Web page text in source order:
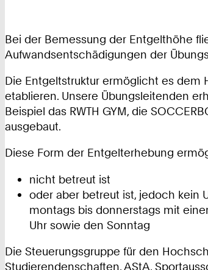
Bei der Bemessung der Entgelthöhe
Aufwandsentschädigungen der
Die Entgeltstruktur ermöglicht es dem
etablieren. Unsere Übungsleitenden
Beispiel das RWTH GYM, die
ausgebaut.
Diese Form der Entgelterhebung
nicht betreut ist
oder aber betreut ist, jedoch kein
montags bis donnerstags mit
Uhr sowie den Sonntag
Die Steuerungsgruppe für den
Studierendenschaften, AStA,